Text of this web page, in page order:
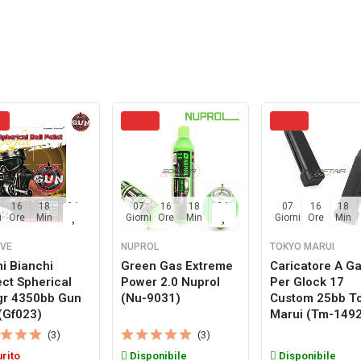
16
Ore
18
Min
33
Bianchi
Spherical
4350bb Gun
(3)
07
Giorni
16
Ore
18
Min
33
NUPROL
Green Gas Extreme
Power 2.0 Nuprol
(nu-9031)
(3)
Disponibile
07
Giorni
16
Ore
18
Min
TOKYO MARUI
Caricatore A
Per Glock 17
Custom 25bb
Marui (tm-
Disponibile